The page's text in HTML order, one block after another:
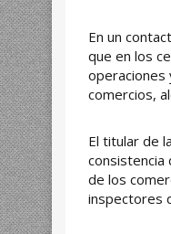
En un
que en los
operaciones
comercios,
El titular de
consistencia
de los
inspectores